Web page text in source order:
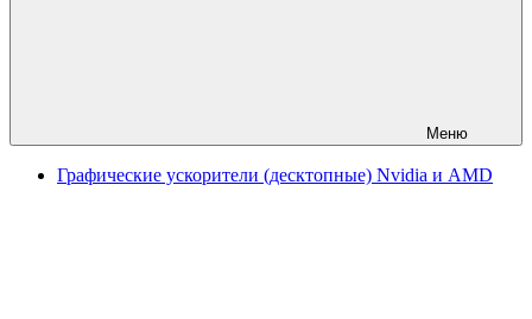
Меню
Графические ускорители (десктопные) Nvidia и AMD